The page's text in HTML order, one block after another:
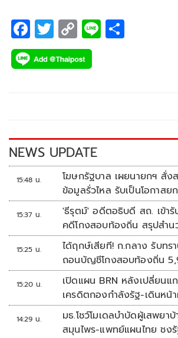
F
ac
e
k
T
wi
tt
C
o
p
k
Li
NEWS UPDATE
15:48 น.
โฆษกรัฐบาล เผยนายกฯ สั่ง
ข้อมูลรั่วไหล รับเป็นโอกาสย
ปลอดภัยข้อมูลภาครัฐทั้งระ
15:37 น.
'ธีรุตม์' อดีตอธิบดี สถ. เข้ารั
คดีโกงสอบท้องถิ่น สรุปสำน
สัปดาห์หน้า
15:25 น.
ได้ฤกษ์เสียที! ก.กลาง รับท
ถอนบัญชีโกงสอบท้องถิ่น
15:20 น.
เปิดแผน BRN หลังเปลี่ยนแ
เครดิตกองกำลังรัฐ-เดินหน้
14:29 น.
มธ.โชว์โมเดลบำบัดผู้เสพยา
สมุนไพร-แพทย์แผนไทย ชง